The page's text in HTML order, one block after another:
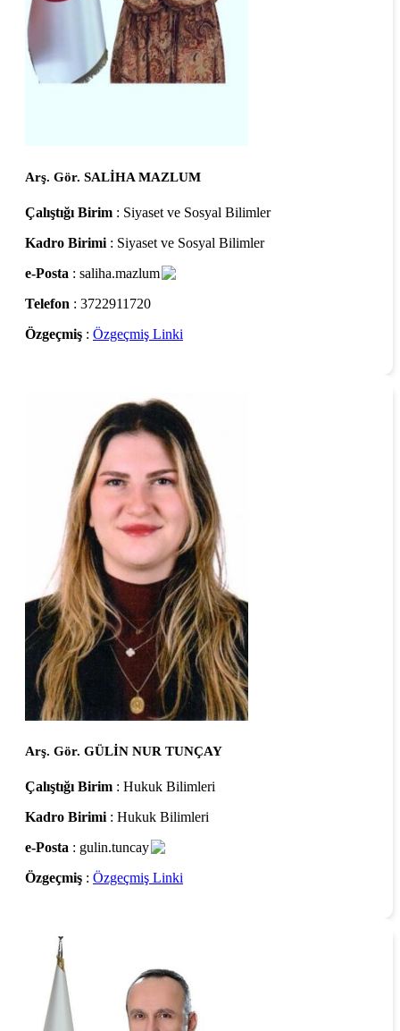
Arş. Gör. SALİHA MAZLUM
Çalıştığı Birim : Siyaset ve Sosyal Bilimler
Kadro Birimi : Siyaset ve Sosyal Bilimler
e-Posta : saliha.mazlum
Telefon : 3722911720
Özgeçmiş : Özgeçmiş Linki
Arş. Gör. GÜLİN NUR TUNÇAY
Çalıştığı Birim : Hukuk Bilimleri
Kadro Birimi : Hukuk Bilimleri
e-Posta : gulin.tuncay
Özgeçmiş : Özgeçmiş Linki